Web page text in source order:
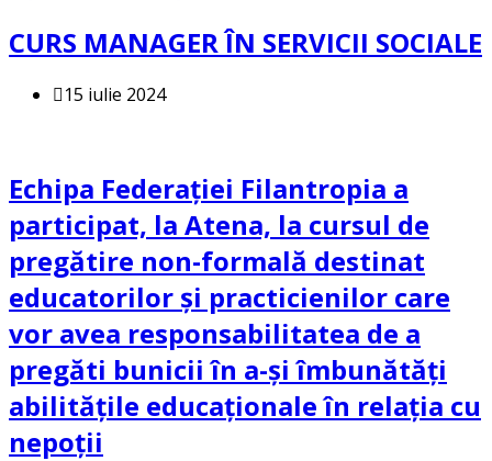
CURS MANAGER ÎN SERVICII SOCIALE
15 iulie 2024
Echipa Federației Filantropia a
participat, la Atena, la cursul de
pregătire non-formală destinat
educatorilor și practicienilor care
vor avea responsabilitatea de a
pregăti bunicii în a-și îmbunătăți
abilitățile educaționale în relația cu
nepoții